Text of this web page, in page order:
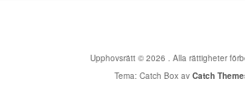
Upphovsrätt © 2026 . Alla rättigheter
Tema: Catch Box av Catch